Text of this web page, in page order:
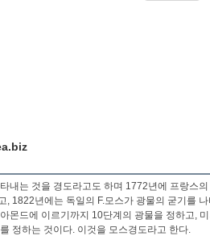
내는 것을 경도라고도 하며 1772년에 프랑스
, 1822년에는 독일의 F.모스가 광물의 굳기를
몬드에 이르기까지 10단계의 광물을 정하고,
정하는 것이다. 이것을 모스경도라고 한다.